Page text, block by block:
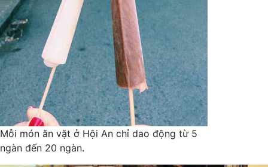
Mỗi món ăn vặt ở Hội An chỉ dao động từ 5
ngàn đến 20 ngàn.